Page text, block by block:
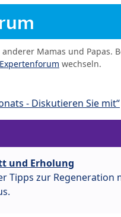
Mamas und Papas.
Expertenforum wechseln.
- Diskutieren Sie mit“
und Erholung
Tipps zur